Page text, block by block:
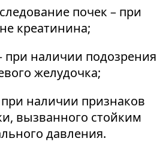
почек – при
креатинина;
при наличии подозрения
желудочка;
наличии признаков
вызванного стойким
давления.